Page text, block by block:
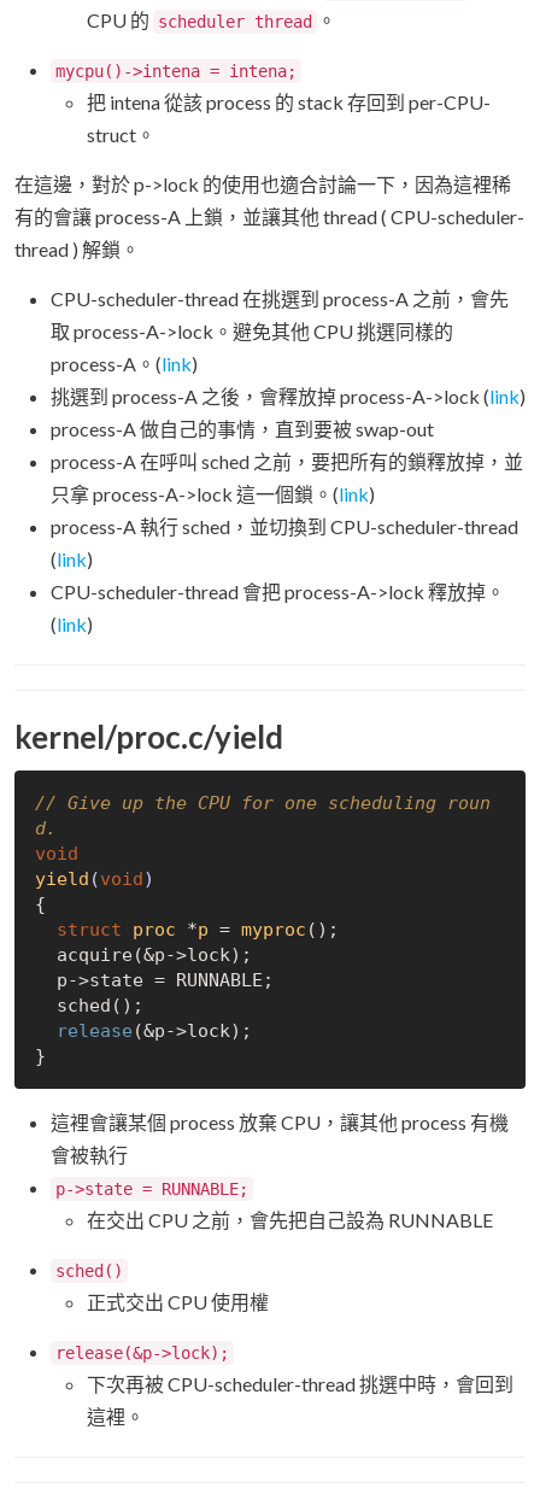
CPU 的 scheduler thread 。
mycpu()->intena = intena;
把 intena 從該 process 的 stack 存回到 per-CPU-
struct。
在這邊，對於 p->lock 的使用也適合討論一下，因為這裡稀
有的會讓 process-A 上鎖，並讓其他 thread ( CPU-scheduler-
thread ) 解鎖。
CPU-scheduler-thread 在挑選到 process-A 之前，會先
取 process-A->lock。避免其他 CPU 挑選同樣的
process-A。(link)
挑選到 process-A 之後，會釋放掉 process-A->lock (link)
process-A 做自己的事情，直到要被 swap-out
process-A 在呼叫 sched 之前，要把所有的鎖釋放掉，並
只拿 process-A->lock 這一個鎖。(link)
process-A 執行 sched，並切換到 CPU-scheduler-thread
(link)
CPU-scheduler-thread 會把 process-A->lock 釋放掉。
(link)
kernel/proc.c/yield
// Give up the CPU for one scheduling roun
d.
void
yield (void)
{
struct
proc *p = myproc ();
release (&p->lock);
這裡會讓某個 process 放棄 CPU，讓其他 process 有機
會被執行
p->state = RUNNABLE;
在交出 CPU 之前，會先把自己設為 RUNNABLE
sched()
正式交出 CPU 使用權
release(&p->lock);
下次再被 CPU-scheduler-thread 挑選中時，會回到
這裡。